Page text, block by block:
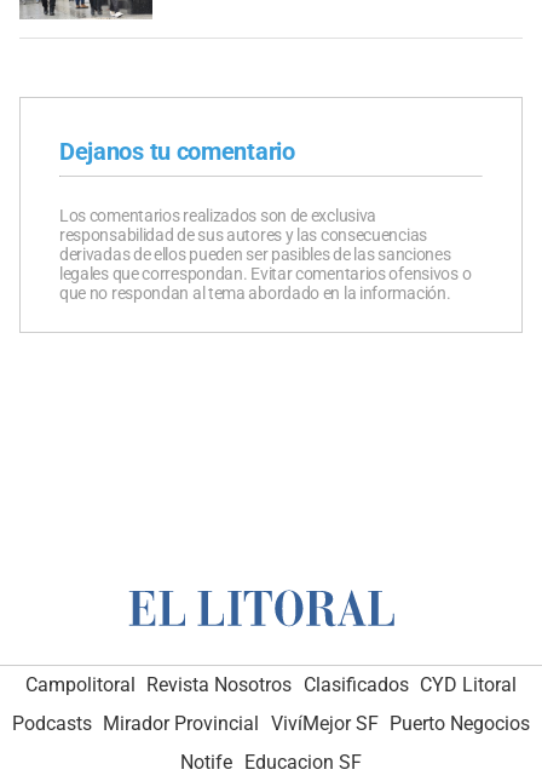
Dejanos tu comentario
Los comentarios realizados son de exclusiva
responsabilidad de sus autores y las consecuencias
derivadas de ellos pueden ser pasibles de las sanciones
legales que correspondan. Evitar comentarios ofensivos o
que no respondan al tema abordado en la información.
Campolitoral Revista Nosotros Clasificados CYD Litoral
Podcasts Mirador Provincial VivíMejor SF Puerto Negocios
Notife Educacion SF